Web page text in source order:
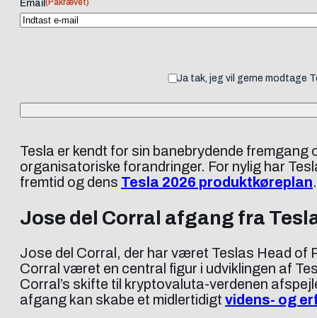
Email (Påkrævet)
Ja tak, jeg vil gerne modtage
Tesla er kendt for sin banebrydende
organisatoriske forandringer. For nylig har
fremtid og dens Tesla 2026 produktkøreplan.
Jose del Corral afgang fra
Jose del Corral, der har været Teslas Head of
Corral været en central figur i udviklingen af
Corral’s skifte til kryptovaluta-verdenen
afgang kan skabe et midlertidigt videns- og